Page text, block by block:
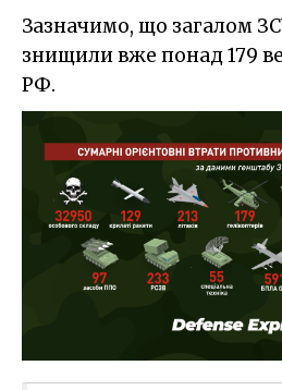
Зазначимо, що загалом
знищили вже понад 179
РФ.